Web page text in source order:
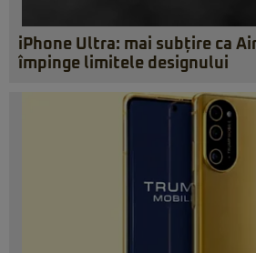
iPhone Ultra: mai subțire ca
împinge limitele designului